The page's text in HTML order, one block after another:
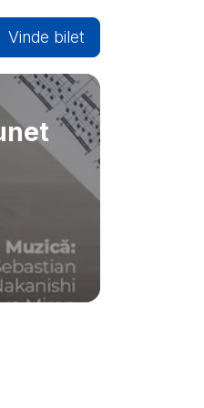
Vinde bilet